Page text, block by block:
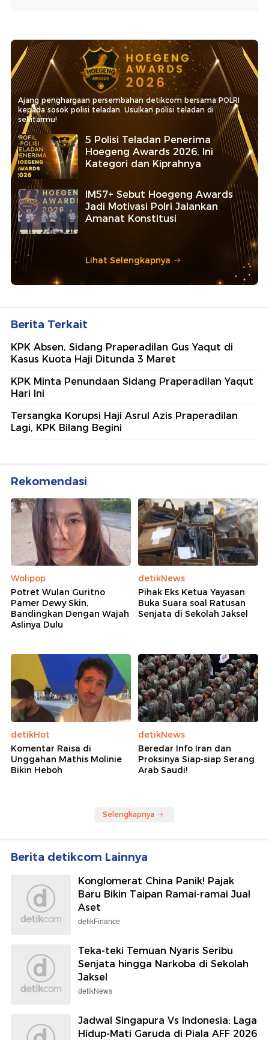
Ajang penghargaan persembahan detikcom bersama POLRI
kepada sosok polisi teladan. Usulkan polisi teladan di
sekitarmu!
5 Polisi Teladan Penerima
Hoegeng Awards 2026, Ini
Kategori dan Kiprahnya
IM57+ Sebut Hoegeng Awards
Jadi Motivasi Polri Jalankan
Amanat Konstitusi
Lihat Selengkapnya
Berita Terkait
KPK Absen, Sidang Praperadilan Gus Yaqut di
Kasus Kuota Haji Ditunda 3 Maret
KPK Minta Penundaan Sidang Praperadilan Yaqut
Hari Ini
Tersangka Korupsi Haji Asrul Azis Praperadilan
Lagi, KPK Bilang Begini
Rekomendasi
Wolipop
Potret Wulan Guritno
Pamer Dewy Skin,
Bandingkan Dengan Wajah
Aslinya Dulu
detikNews
Pihak Eks Ketua Yayasan
Buka Suara soal Ratusan
Senjata di Sekolah Jaksel
detikHot
Komentar Raisa di
Unggahan Mathis Molinie
Bikin Heboh
detikNews
Beredar Info Iran dan
Proksinya Siap-siap Serang
Arab Saudi!
Selengkapnya
Berita detikcom Lainnya
Konglomerat China Panik! Pajak
Baru Bikin Taipan Ramai-ramai Jual
Aset
detikFinance
Teka-teki Temuan Nyaris Seribu
Senjata hingga Narkoba di Sekolah
Jaksel
detikNews
Jadwal Singapura Vs Indonesia: Laga
Hidup-Mati Garuda di Piala AFF 2026